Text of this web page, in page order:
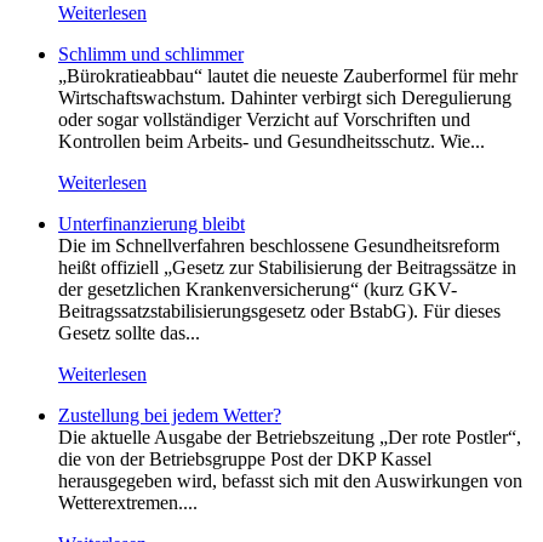
Weiterlesen
Schlimm und schlimmer
„Bürokratieabbau“ lautet die neueste Zauberformel für mehr
Wirtschaftswachstum. Dahinter verbirgt sich Deregulierung
oder sogar vollständiger Verzicht auf Vorschriften und
Kontrollen beim Arbeits- und Gesundheitsschutz. Wie...
Weiterlesen
Unterfinanzierung bleibt
Die im Schnellverfahren beschlossene Gesundheitsreform
heißt offiziell „Gesetz zur Stabilisierung der Beitragssätze in
der gesetzlichen Krankenversicherung“ (kurz GKV-
Beitragssatzstabilisierungsgesetz oder BstabG). Für dieses
Gesetz sollte das...
Weiterlesen
Zustellung bei jedem Wetter?
Die aktuelle Ausgabe der Betriebszeitung „Der rote Postler“,
die von der Betriebsgruppe Post der DKP Kassel
herausgegeben wird, befasst sich mit den Auswirkungen von
Wetterextremen....